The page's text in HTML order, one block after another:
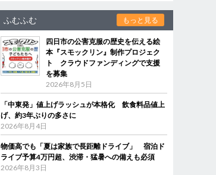
ふむふむ もっと見る
四日市の公害克服の歴史を伝える絵
本『スモックリン』制作プロジェク
ト クラウドファンディングで支援
を募集
2026年8月5日
「中東発」値上げラッシュが本格化 飲食料品値上
げ、約3年ぶりの多さに
2026年8月4日
物価高でも「夏は家族で長距離ドライブ」 宿泊ド
ライブ予算4万円超、渋滞・猛暑への備えも必須
2026年8月3日